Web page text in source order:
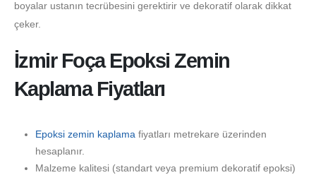
boyalar ustanın tecrübesini gerektirir ve dekoratif olarak dikkat
çeker.
İzmir Foça Epoksi Zemin
Kaplama Fiyatları
Epoksi zemin kaplama fiyatları metrekare üzerinden
hesaplanır.
Malzeme kalitesi (standart veya premium dekoratif epoksi)